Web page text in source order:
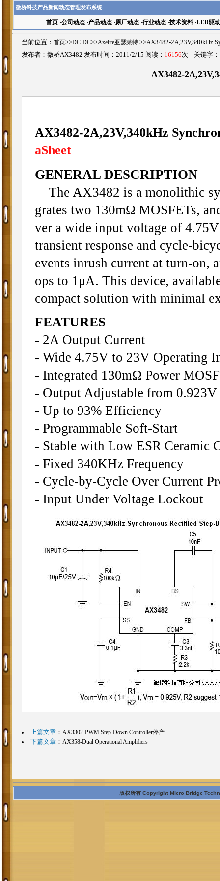
微桥科技产品新闻动态管理发布系统
首页·公司动态·产品动态·原厂动态·行业动态·技术资料·LED驱动
当前位置： 首页>>DC-DC>>Axelite亚瑟莱特 >>AX3482-2A,23V,340kHz
发布者：微桥AX3482 发布时间：2011/2/15 阅读： 16156次 关键字
AX3482-
AX3482-2A,23V,340kHz
aSheet
GENERAL DESCRIPTION
The AX3482 is a monolithic
grates two 130mΩ MOSFETs,
ver a wide input voltage of
transient response and cycle-
events inrush current at turn-on,
ops to 1μA. This device,
compact solution with minimal
FEATURES
- 2A Output Current
- Wide 4.75V to 23V Operating
- Integrated 130mΩ Power
- Output Adjustable from
- Up to 93% Efficiency
- Programmable Soft-Start
- Stable with Low ESR Ceramic
- Fixed 340KHz Frequency
- Cycle-by-Cycle Over Current
- Input Under Voltage Lockout
上篇文章： AX3302-PWM Step-Down Controller停产
下篇文章： AX358-Dual Operational Amplifiers
版权所有 Copyright Micro Bridge